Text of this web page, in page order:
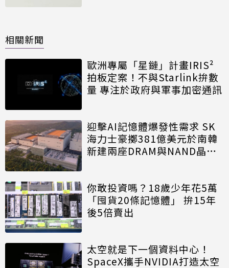
相關新聞
歐洲專屬「星鏈」計畫IRIS²
拍板定案！不與Starlink拚數
量 專注於政府與軍事加密通訊
迎擊AI記憶體爆發性需求 SK
海力士豪擲381億美元於南韓
新建兩座DRAM與NAND晶圓
你敢投資嗎？18歲少年花5萬
「囤貨20條記憶體」 拚15年
後5倍賣出
太空就是下一個資料中心！
SpaceX攜手NVIDIA打造太空